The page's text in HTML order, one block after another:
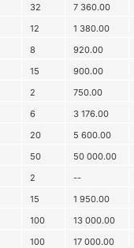
32 7 360.00
12 1 380.00
8 920.00
15 900.00
2 750.00
6 3 176.00
20 5 600.00
50 50 000.00
2 --
15 1 950.00
100 13 000.00
100 17 000.00